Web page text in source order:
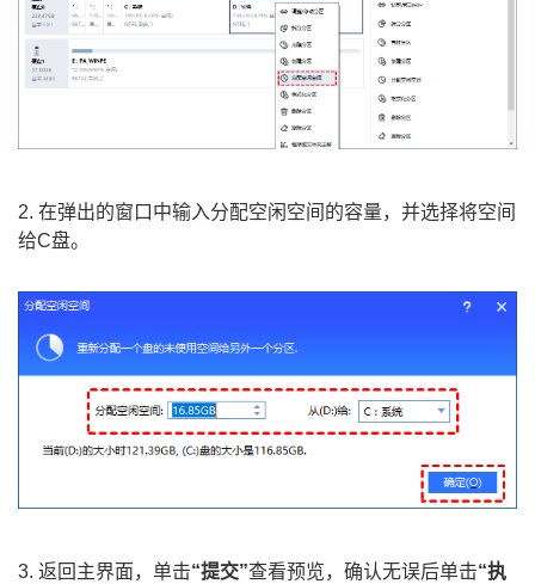
2. 在弹出的窗口中输入分配空闲空间的容量，并选择将空间
给C盘。
3. 返回主界面，单击“提交”查看预览，确认无误后单击“执